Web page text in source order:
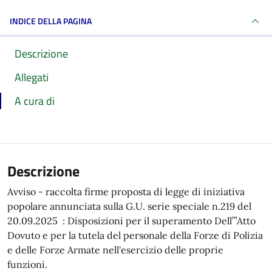
INDICE DELLA PAGINA
Descrizione
Allegati
A cura di
Descrizione
Avviso - raccolta firme proposta di legge di iniziativa
popolare annunciata sulla G.U. serie speciale n.219 del
20.09.2025 : Disposizioni per il superamento Dell’”Atto
Dovuto e per la tutela del personale della Forze di Polizia
e delle Forze Armate nell'esercizio delle proprie
funzioni.